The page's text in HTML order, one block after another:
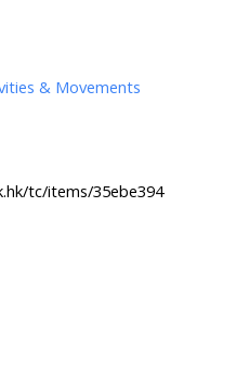
& Movements
tc/items/35ebe394